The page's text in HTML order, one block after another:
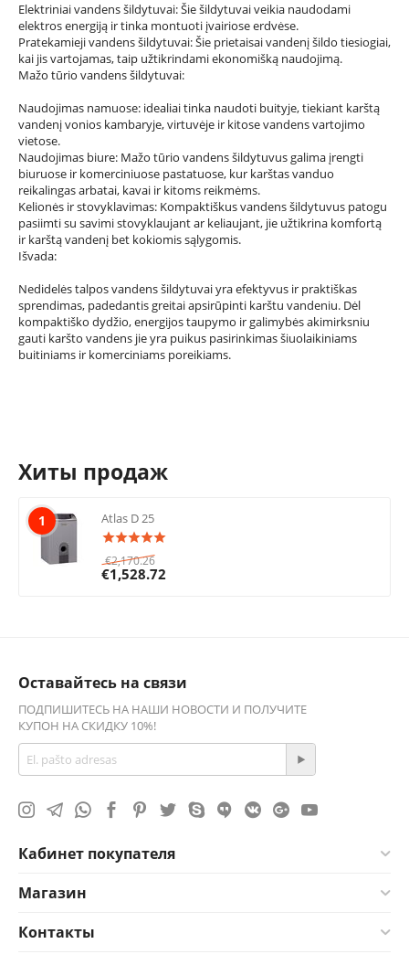
Elektriniai vandens šildytuvai: Šie šildytuvai veikia naudodami
elektros energiją ir tinka montuoti įvairiose erdvėse.
Pratekamieji vandens šildytuvai: Šie prietaisai vandenį šildo tiesiogiai,
kai jis vartojamas, taip užtikrindami ekonomišką naudojimą.
Mažo tūrio vandens šildytuvai:
Naudojimas namuose: idealiai tinka naudoti buityje, tiekiant karštą
vandenį vonios kambaryje, virtuvėje ir kitose vandens vartojimo
vietose.
Naudojimas biure: Mažo tūrio vandens šildytuvus galima įrengti
biuruose ir komerciniuose pastatuose, kur karštas vanduo
reikalingas arbatai, kavai ir kitoms reikmėms.
Kelionės ir stovyklavimas: Kompaktiškus vandens šildytuvus patogu
pasiimti su savimi stovyklaujant ar keliaujant, jie užtikrina komfortą
ir karštą vandenį bet kokiomis sąlygomis.
Išvada:
Nedidelės talpos vandens šildytuvai yra efektyvus ir praktiškas
sprendimas, padedantis greitai apsirūpinti karštu vandeniu. Dėl
kompaktiško dydžio, energijos taupymo ir galimybės akimirksniu
gauti karšto vandens jie yra puikus pasirinkimas šiuolaikiniams
buitiniams ir komerciniams poreikiams.
Хиты продаж
1 Atlas D 25
€2,170.26
€1,528.72
Оставайтесь на связи
ПОДПИШИТЕСЬ НА НАШИ НОВОСТИ И ПОЛУЧИТЕ
КУПОН НА СКИДКУ 10%!
Кабинет покупателя
Магазин
Контакты